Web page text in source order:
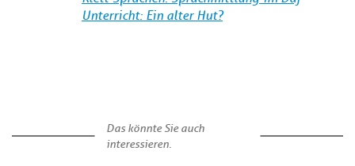
Unterricht: Ein alter Hut?
Das könnte Sie auch
interessieren.